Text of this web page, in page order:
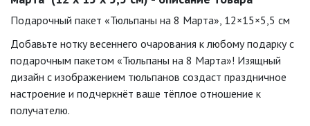
Подарочный пакет «Тюльпаны на 8 Марта», 12×15×5,5 см
Добавьте ноткувесеннего очарования клюбомуподаркус
подарочным пакетом «Тюльпаны на 8 Марта»! Изящный
дизайн с изображением тюльпанов создаст праздничное
настроение и подчеркнёт ваше тёплое отношение к
получателю.